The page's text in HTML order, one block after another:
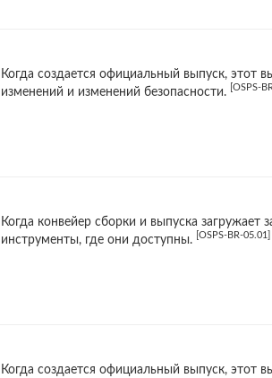
Когда создается официальный выпуск,
изменений и изменений безопасности.
[OSPS-
Когда конвейер сборки и выпуска
инструменты, где они доступны.
[OSPS-BR-05.01]
Когда создается официальный выпуск,